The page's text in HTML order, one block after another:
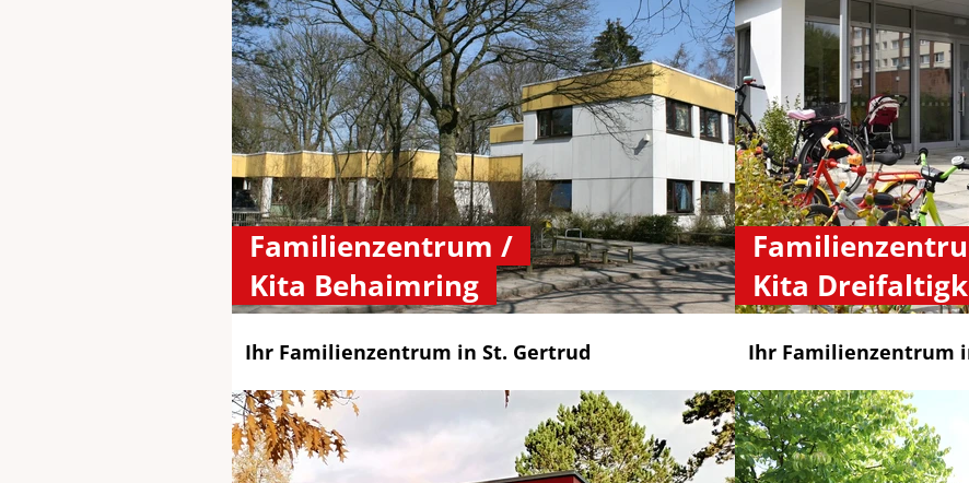
Familienzentrum /
Kita Behaimring
Ihr Familienzentrum in St. Gertrud
Kita
Ihr Familienzentrum